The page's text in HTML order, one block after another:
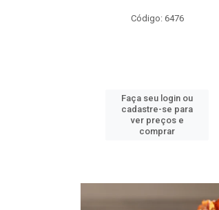
Código: 6476
Faça seu login ou
cadastre-se para
ver preços e
comprar